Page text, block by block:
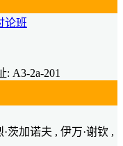
论班
: A3-2a-201
茨加诺夫 , 伊万·谢钦 ,